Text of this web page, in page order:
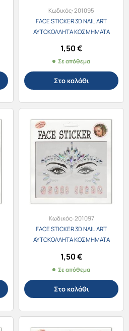
Κωδικός:201095
FACE STICKER 3D NAIL ART
ΑΥΤΟΚΟΛΛΗΤΑ ΚΟΣΜΗΜΑΤΑ
ΡΟΖ
1,50€
Σε απόθεμα
Στο καλάθι
Κωδικός:201097
FACE STICKER 3D NAIL ART
ΑΥΤΟΚΟΛΛΗΤΑ ΚΟΣΜΗΜΑΤΑ
ΑΣΗΜΙ ΙΡΙΔΙΖΟΝ
1,50€
Σε απόθεμα
Στο καλάθι